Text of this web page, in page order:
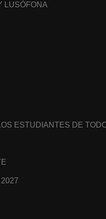
LUSÓFONA
ESTUDIANTES DE